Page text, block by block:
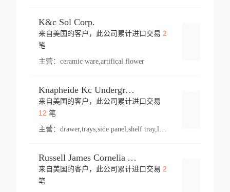
K&c Sol Corp.
来自美国的客户，此公司累计进口交易 2
笔
主营： ceramic ware,artifical flower
Knapheide Kc Underground
来自美国的客户，此公司累计进口交易
12 笔
主营：
Russell James Cornelia Arlington Va
来自美国的客户，此公司累计进口交易 2
笔